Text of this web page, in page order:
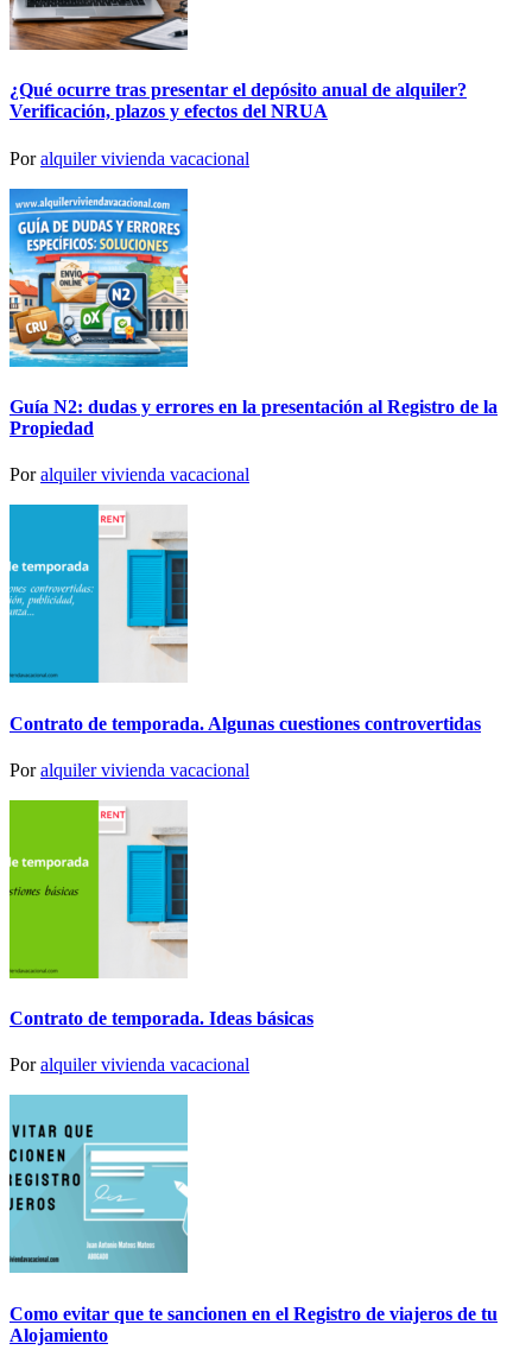
¿Qué ocurre tras presentar el depósito anual de alquiler?
Verificación, plazos y efectos del NRUA
Poralquiler vivienda vacacional
Guía N2: dudas y errores en la presentación al Registro de la
Propiedad
Poralquiler vivienda vacacional
Contrato de temporada. Algunas cuestiones controvertidas
Poralquiler vivienda vacacional
Contrato de temporada. Ideas básicas
Poralquiler vivienda vacacional
Como evitar que te sancionen en el Registro de viajeros de tu
Alojamiento